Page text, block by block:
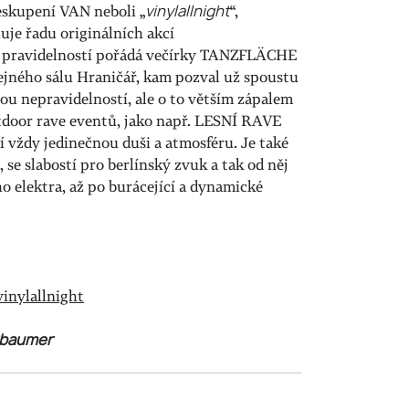
VAN neboli „vinylallnight“,
řadu originálních akcí
pořádá večírky TANZFLÄCHE
sálu Hraničář, kam pozval už spoustu
nepravidelností, ale o to větším zápalem
rave eventů, jako např. LESNÍ RAVE
jedinečnou duši a atmosféru. Je také
slabostí pro berlínský zvuk a tak od něj
elektra, až po burácející a dynamické